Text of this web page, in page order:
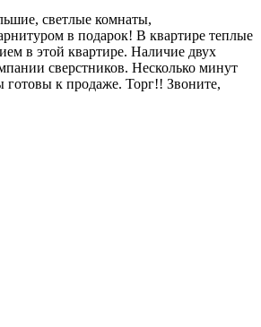
светлые комнаты,
в подарок! В квартире теплые
в этой квартире. Наличие двух
сверстников. Несколько минут
готовы к продаже. Торг!! Звоните,